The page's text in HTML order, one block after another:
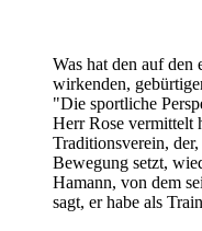
Was hat den auf den
wirkenden,
"Die sportliche
Herr Rose vermittelt
Traditionsverein,
Bewegung setzt,
Hamann, von dem
sagt, er habe als